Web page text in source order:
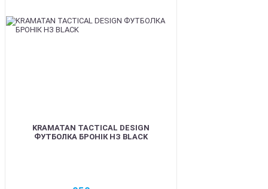
KRAMATAN TACTICAL DESIGN
ФУТБОЛКА БРОНІК НЗ BLACK